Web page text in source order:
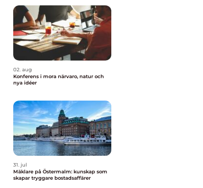
02. aug
Konferens i mora närvaro, natur och
nya idéer
31. jul
Mäklare på Östermalm: kunskap som
skapar tryggare bostadsaffärer